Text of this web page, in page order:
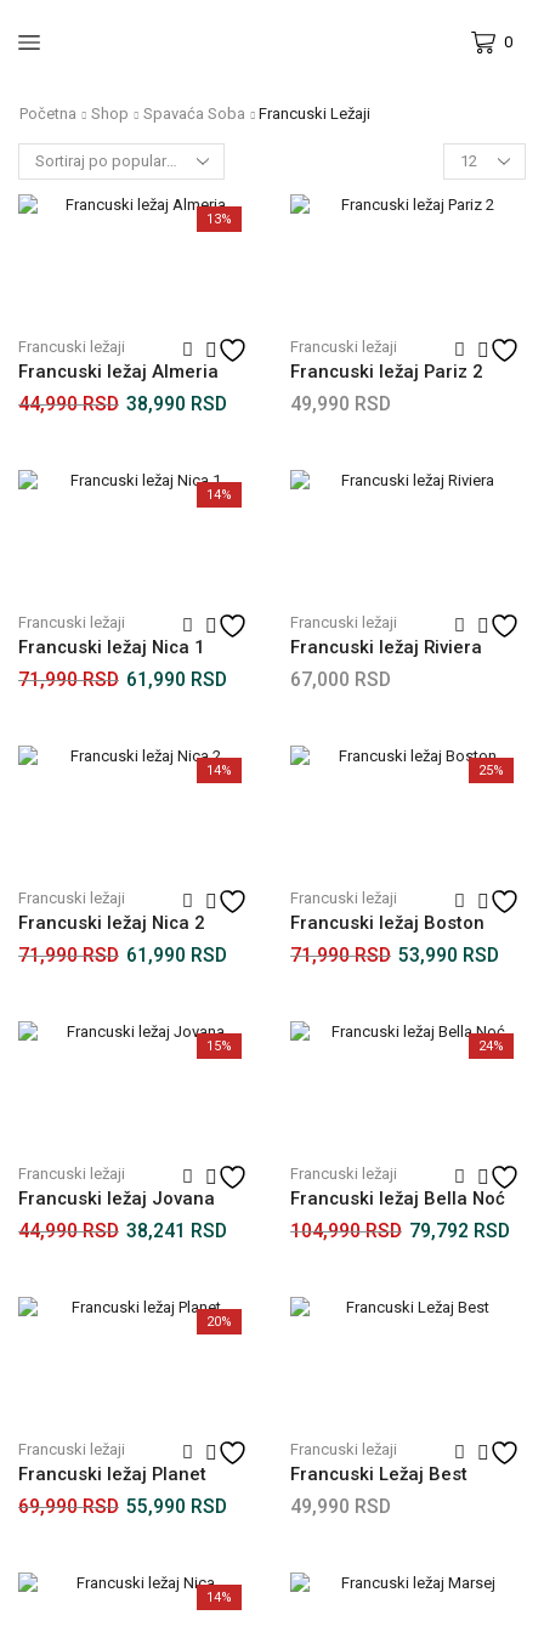
0
Početna Shop Spavaća Soba Francuski Ležaji
13%
Francuski ležaji
Francuski ležaj Almeria
44,990RSD 38,990 RSD
Francuski ležaji
Francuski ležaj Pariz 2
49,990 RSD
14%
Francuski ležaji
Francuski ležaj Nica 1
71,990RSD 61,990 RSD
Francuski ležaji
Francuski ležaj Riviera
67,000 RSD
14%
Francuski ležaji
Francuski ležaj Nica 2
71,990RSD 61,990 RSD
25%
Francuski ležaji
Francuski ležaj Boston
71,990RSD 53,990 RSD
15%
Francuski ležaji
Francuski ležaj Jovana
44,990RSD 38,241 RSD
24%
Francuski ležaji
Francuski ležaj Bella Noć
104,990RSD 79,792 RSD
20%
Francuski ležaji
Francuski ležaj Planet
69,990RSD 55,990 RSD
Francuski ležaji
Francuski Ležaj Best
49,990 RSD
14%